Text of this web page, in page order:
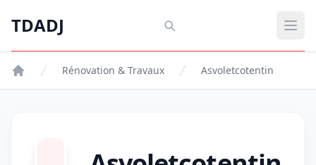
TDADJ
TDADJ
Rénovation & Travaux Asvoletcotentin